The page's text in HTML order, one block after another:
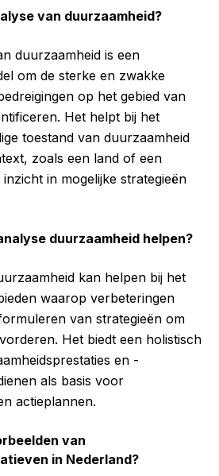
van duurzaamheid?
duurzaamheid is een
om de sterke en zwakke
op het gebied van
Het helpt bij het
toestand van duurzaamheid
zoals een land of een
in mogelijke strategieën
duurzaamheid helpen?
kan helpen bij het
waarop verbeteringen
van strategieën om
Het biedt een holistisch
en -
als basis voor
actieplannen.
van
in Nederland?